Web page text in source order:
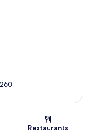
Restaurants